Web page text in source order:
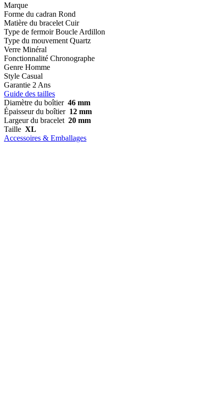
Marque
Forme du cadran Rond
Matière du bracelet Cuir
Type de fermoir Boucle Ardillon
Type du mouvement Quartz
Verre Minéral
Fonctionnalité Chronographe
Genre Homme
Style Casual
Garantie 2 Ans
Guide des tailles
Diamètre du boîtier 46 mm
Épaisseur du boîtier 12 mm
Largeur du bracelet 20 mm
Taille XL
Accessoires & Emballages